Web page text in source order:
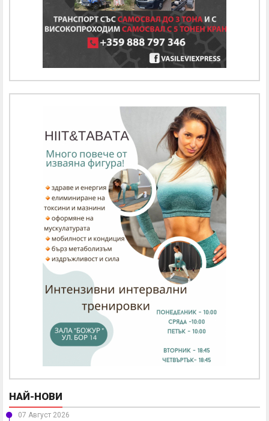
НАЙ-НОВИ
07 Август 2026